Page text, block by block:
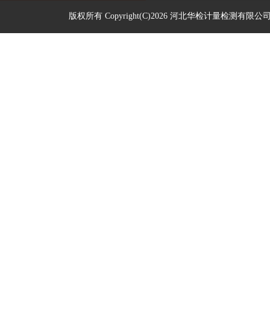
版权所有 Copyright(C)2026 河北华检计量检测有限